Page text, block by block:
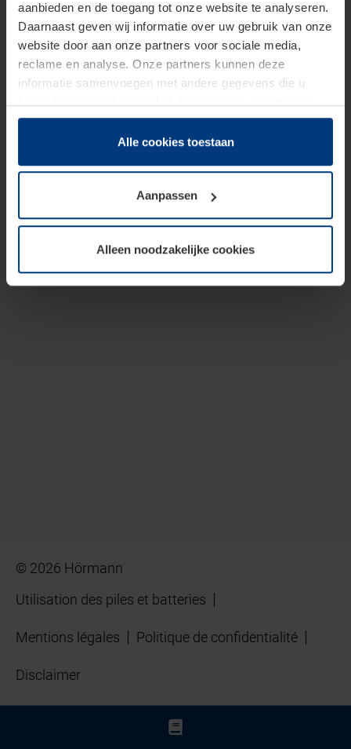
aanbieden en de toegang tot onze website te analyseren.
Daarnaast geven wij informatie over uw gebruik van onze
website door aan onze partners voor sociale media,
reclame en analyse. Onze partners kunnen deze
informatie samenvoegen met andere gegevens die u
hun diensten hebben verzameld.
Juridisch hebben wij het recht om cookies op uw
van deze pagina's absoluut vereist is. Voor alle andere
soorten cookies is uw toestemming benodigd. Uw
toestemming kunt u op elk moment bij de uitleg van de
wijzigen of herroepen.
Alle cookies toestaan
Aanpassen
Alleen noodzakelijke cookies
© 2026 Hörmann
Utilisation des piles et batteries
Mentions légales Politique de confidentialité
Disclaimer